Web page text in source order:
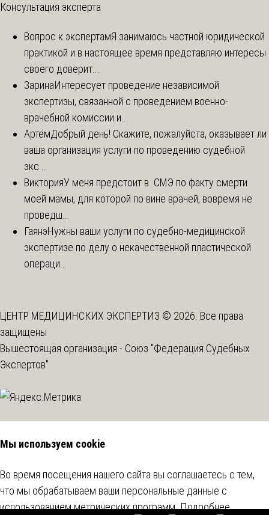
Консультация эксперта
Вопрос к экспертамЯ занимаюсь частной юридической
практикой и в настоящее время представляю интересы
своего доверит...
ЗаринаИнтересует проведение независимой
экспертизы, связанной с проведением военно-
врачебной комиссии и...
АртёмДобрый день! Скажите, пожалуйста, оказывает ли
ваша организация услуги по проведению судебной
экс...
ВикторияУ меня предстоит в СМЭ по факту смерти
моей мамы, для которой по вине врачей, вовремя не
проведш...
ГаянэНужны ваши услуги по судебно-медицинской
экспертизе по делу о некачественной пластической
операци...
ЦЕНТР МЕДИЦИНСКИХ ЭКСПЕРТИЗ © 2026. Все права
защищены
Вышестоящая организация - Союз "Федерация Судебных
Экспертов"
Мы используем cookie
Во время посещения нашего сайта вы соглашаетесь с тем,
что мы обрабатываем ваши персональные данные с
использованием метрических программ.Подробнее